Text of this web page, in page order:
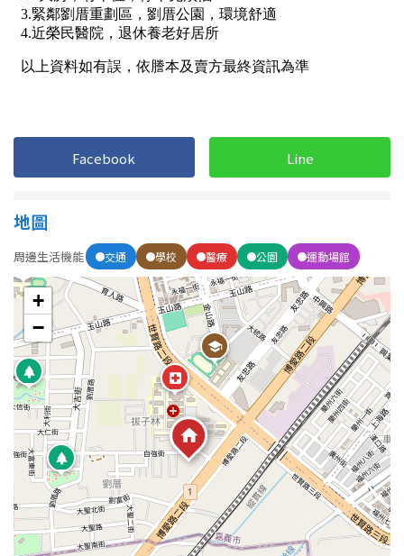
台南市
屏東縣
台東縣
金門連江
60~70 坪 70~80 坪
80坪以上
樓層
1樓 2樓
3樓 4樓
5~10樓 11~20樓
21樓以上
~ 樓
格局
不拘
1房
Facebook Line
地圖
周邊生活機能 交通 學校 醫療 公園 運動場館
+
−